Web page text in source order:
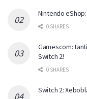
Nintendo
0 SHARES
Gamescom:
Switch 2!
0 SHARES
Switch 2: